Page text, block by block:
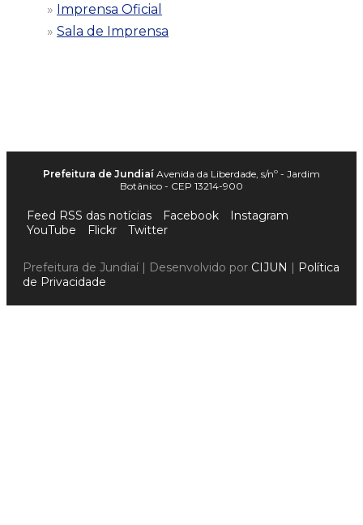
Imprensa Oficial
Sala de Imprensa
Prefeitura de Jundiaí Avenida da Liberdade, s/nº - Jardim
Botânico - CEP 13214-900
Feed RSS das notícias Facebook
Instagram
YouTube
Flickr Twitter
Prefeitura de Jundiaí | Desenvolvido por CIJUN | Política
de Privacidade